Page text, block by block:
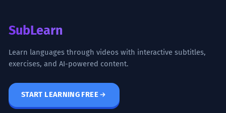
SubLearn
Learn languages through videos with interactive subtitles,
exercises, and AI-powered content.
START LEARNING FREE